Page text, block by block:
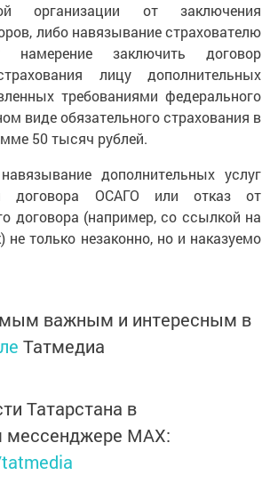
организации от заключения
либо навязывание страхователю
заключить договор
лицу дополнительных
требованиями федерального
виде обязательного страхования в
50 тысяч рублей.
дополнительных услуг
договора ОСАГО или отказ от
договора (например, со ссылкой на
не только незаконно, но и наказуемо
важным и интересным в
Татмедиа
Татарстана в
мессенджере MАХ: